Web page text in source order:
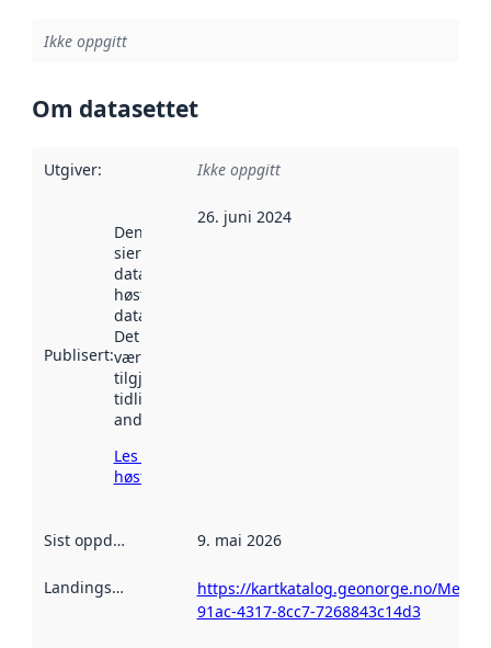
Ikke oppgitt
Om datasettet
Utgiver: Ikke oppgitt
Publisert:
Denne datoen
sier når
datasettet ble
høstet av
data.norge.no.
Det kan ha
vært
tilgjengelig
tidligere
andre steder.
Les mer om
høsting her
26. juni 2024
Sist oppdatert 9. mai 2026
Landingsside
https://kartkatalog.geonorge.no/
91ac-4317-8cc7-7268843c14d3